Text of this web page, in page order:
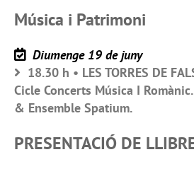
Música i Patrimoni
Diumenge 19 de juny
18.30 h • LES TORRES DE
Cicle Concerts Música I
& Ensemble Spatium.
PRESENTACIÓ DE